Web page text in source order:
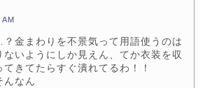
金まわりを不景気って用語使うのは
ないようにしか見えん、てか衣装を収
きてたらすぐ潰れてるわ！！
んなん